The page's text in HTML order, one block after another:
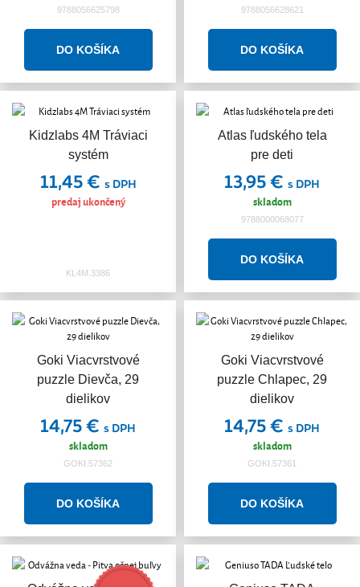
9788056625798 9788056628621
Kidzlabs 4M Tráviaci
systém
11,45 € s DPH
predaj ukončený
KL4M.3386
Atlas ľudského tela
pre deti
13,95 € s DPH
skladom
9788000068077
Goki Viacvrstvové
puzzle Dievča, 29
dielikov
14,75 € s DPH
skladom
GOKI.57362
Goki Viacvrstvové
puzzle Chlapec, 29
dielikov
14,75 € s DPH
skladom
GOKI.57361